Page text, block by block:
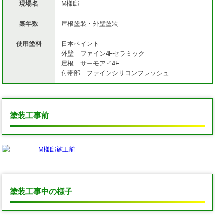
現場名 M様邸
築年数 屋根塗装・外壁塗装
使用塗料
日本ペイント
外壁 ファイン4Fセラミック
屋根 サーモアイ4F
付帯部 ファインシリコンフレッシュ
塗装工事前
塗装工事中の様子